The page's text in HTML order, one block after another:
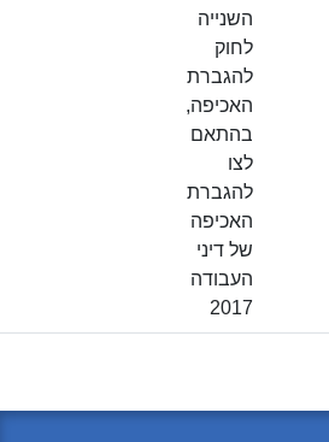
השנייה
לחוק
להגברת
האכיפה,
בהתאם
לצו
להגברת
האכיפה
של דיני
העבודה
2017